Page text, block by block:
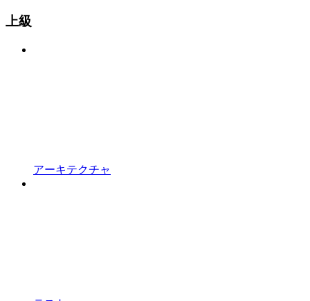
上級
アーキテクチャ